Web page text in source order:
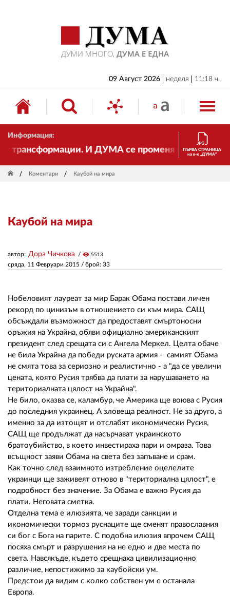
09 Август 2026 неделя 11:18 ч.
Информация:
И ДУМА се променя и ставаПЪРВА СТРАНИЦА
на в-к „ДУМА“
Коментари Каубой на мира
Каубой на мира
сряда, 11 Февруари 2015 / брой: 33
автор: Дора Чичкова visibility 5513
Нобеловият лауреат за мир Барак Обама постави личен
рекорд по цинизъм в отношението си към мира. САЩ
обсъждали възможност да предоставят смъртоносни
оръжия на Украйна, обяви официално американският
президент след срещата си с Ангела Меркел. Целта обаче
не била Украйна да победи руската армия - самият Обама
не смята това за сериозно и реалистично - а "да се увеличи
цената, която Русия трябва да плати за нарушаването на
териториалната цялост на Украйна".
Не било, оказва се, каламбур, че Америка ще воюва с Русия
до последния украинец. А зловеща реалност. Не за друго, а
именно за да изтощят и отслабят икономически Русия,
САЩ ще продължат да насърчават украинското
братоубийство, в което инвестираха пари и омраза. Това
всъщност заяви Обама на света без запъване и срам.
Как точно след взаимното изтребление оцелелите
украинци ще заживеят отново в "териториална цялост", е
подробност без значение. За Обама е важно Русия да
плати. Неговата сметка.
Отделна тема е илюзията, че заради санкции и
икономически тормоз руснаците ще сменят православния
си бог с Бога на парите. С подобна илюзия впрочем САЩ
посяха смърт и разрушения на не едно и две места по
света. Навсякъде, където срещнаха цивилизационно
различие, непостижимо за каубойски ум.
Предстои да видим с колко собствен ум е останала
Европа.
БЪЛГАРИЯ
ИКОНОМИКА
ИЗБОРИ
СВЯТ
ЗА НАС
РЕДАКЦИЯ
КОНТАКТИ
РЕКЛАМА
АБОНАМЕНТ
УСЛОВИЯ ЗА ПОЛЗВАНЕ
ПОЛИТИКА ЗА БИСКВИТКИТЕ
ПОЛИТИКАТА ЗА
ПОВЕРИТЕЛНОСТ
02 975 20 35